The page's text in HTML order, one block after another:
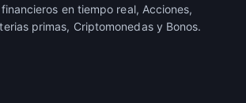
en tiempo real, Acciones,
primas, Criptomonedas y Bonos.